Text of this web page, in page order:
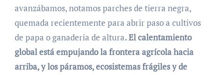
avanzábamos, notamos parches de tierra negra,
quemada recientemente para abrir paso a cultivos
de papa o ganadería de altura. El calentamiento
global está empujando la frontera agrícola hacia
arriba, y los páramos, ecosistemas frágiles y de